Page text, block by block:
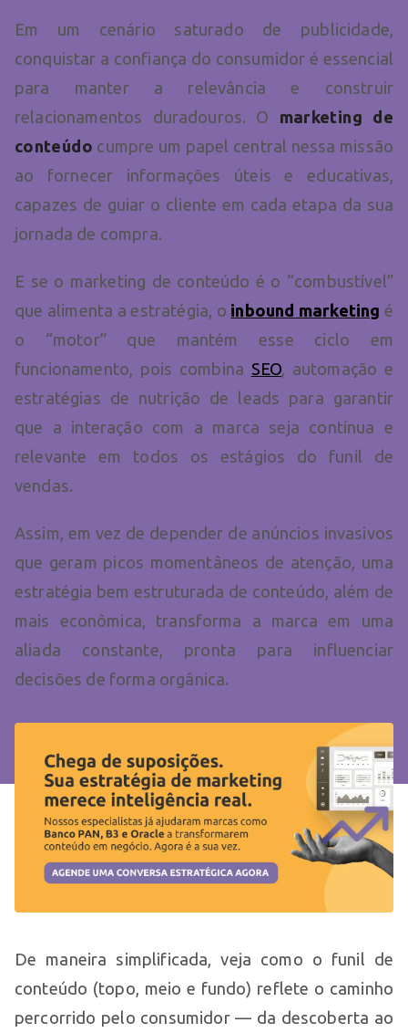
Em um cenário saturado de publicidade,
conquistar a confiança do consumidor é essencial
para manter a relevância e construir
relacionamentos duradouros. O marketing de
conteúdo cumpre um papel central nessa missão
ao fornecer informações úteis e educativas,
capazes de guiar o cliente em cada etapa da sua
jornada de compra.
E se o marketing de conteúdo é o “combustível”
que alimenta a estratégia, o inbound marketing é
o “motor” que mantém esse ciclo em
funcionamento, pois combina SEO , automação e
estratégias de nutrição de leads para garantir
que a interação com a marca seja contínua e
relevante em todos os estágios do funil de
vendas.
Assim, em vez de depender de anúncios invasivos
que geram picos momentâneos de atenção, uma
estratégia bem estruturada de conteúdo, além de
mais econômica, transforma a marca em uma
aliada constante, pronta para influenciar
decisões de forma orgânica.
De maneira simplificada, veja como o funil de
conteúdo (topo, meio e fundo) reflete o caminho
percorrido pelo consumidor — da descoberta ao